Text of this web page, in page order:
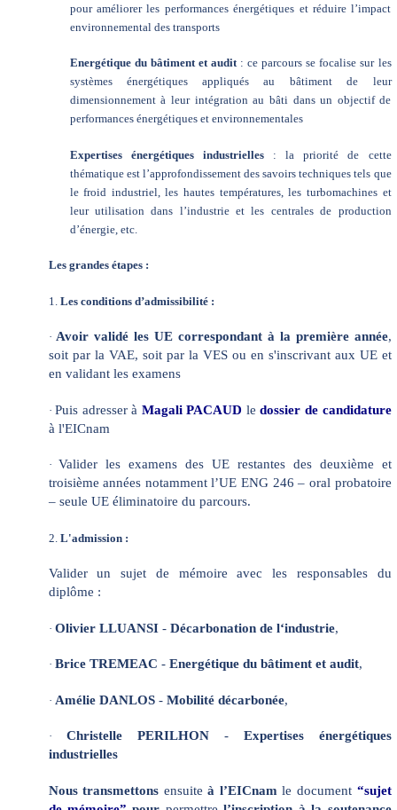
pour améliorer les performances énergétiques et réduire l’impact
environnemental des transports
Energétique du bâtiment et audit: ce parcours se focalise sur les
systèmes énergétiques appliqués au bâtiment de leur
dimensionnement à leur intégration au bâti dans un objectif de
performances énergétiques et environnementales
Expertises énergétiques industrielles: la priorité de cette
thématique est l’approfondissement des savoirs techniques tels que
le froid industriel, les hautes températures, les turbomachines et
leur utilisation dans l’industrie et les centrales de production
d’énergie, etc.
Les grandes étapes :
1. Les conditions d’admissibilité :
·Avoir validé les UE correspondant à la première année,
soit par la VAE, soit par la VES ou en s'inscrivant aux UE et
en validant les examens
·Puis adresser à Magali PACAUD ledossier de candidature
à l'EICnam
·Valider les examens des UE restantes des deuxième et
troisième années notamment l’UE ENG 246 – oral probatoire
– seule UE éliminatoire du parcours.
2. L'admission :
Valider un sujet de mémoire avec les responsables du
diplôme :
· Olivier LLUANSI- Décarbonation de l‘industrie,
· Brice TREMEAC - Energétique du bâtiment et audit,
· Amélie DANLOS- Mobilité décarbonée,
· Christelle PERILHON- Expertises énergétiques
industrielles
Nous transmettons ensuiteà l’EICnam le document “sujet